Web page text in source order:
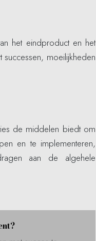
het eindproduct en het
successen, moeilijkheden
de middelen biedt om
en te implementeren,
aan de algehele